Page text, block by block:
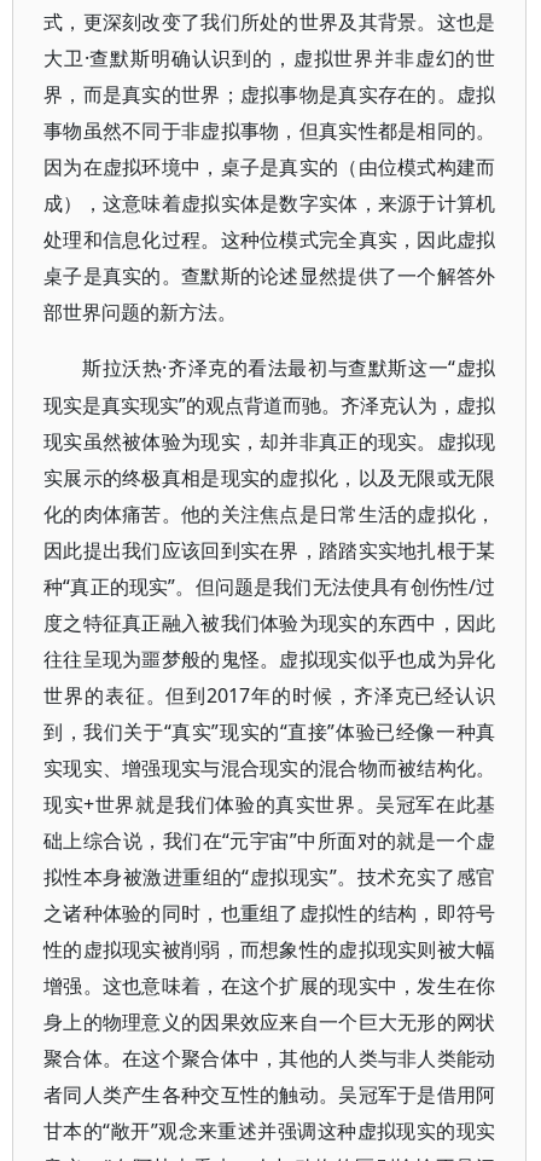
式，更深刻改变了我们所处的世界及其背景。这也是
大卫·查默斯明确认识到的，虚拟世界并非虚幻的世
界，而是真实的世界；虚拟事物是真实存在的。虚拟
事物虽然不同于非虚拟事物，但真实性都是相同的。
因为在虚拟环境中，桌子是真实的（由位模式构建而
成），这意味着虚拟实体是数字实体，来源于计算机
处理和信息化过程。这种位模式完全真实，因此虚拟
桌子是真实的。查默斯的论述显然提供了一个解答外
部世界问题的新方法。
斯拉沃热·齐泽克的看法最初与查默斯这一“虚拟
现实是真实现实”的观点背道而驰。齐泽克认为，虚拟
现实虽然被体验为现实，却并非真正的现实。虚拟现
实展示的终极真相是现实的虚拟化，以及无限或无限
化的肉体痛苦。他的关注焦点是日常生活的虚拟化，
因此提出我们应该回到实在界，踏踏实实地扎根于某
种“真正的现实”。但问题是我们无法使具有创伤性/过
度之特征真正融入被我们体验为现实的东西中，因此
往往呈现为噩梦般的鬼怪。虚拟现实似乎也成为异化
世界的表征。但到2017年的时候，齐泽克已经认识
到，我们关于“真实”现实的“直接”体验已经像一种真
实现实、增强现实与混合现实的混合物而被结构化。
现实+世界就是我们体验的真实世界。吴冠军在此基
础上综合说，我们在“元宇宙”中所面对的就是一个虚
拟性本身被激进重组的“虚拟现实”。技术充实了感官
之诸种体验的同时，也重组了虚拟性的结构，即符号
性的虚拟现实被削弱，而想象性的虚拟现实则被大幅
增强。这也意味着，在这个扩展的现实中，发生在你
身上的物理意义的因果效应来自一个巨大无形的网状
聚合体。在这个聚合体中，其他的人类与非人类能动
者同人类产生各种交互性的触动。吴冠军于是借用阿
甘本的“敞开”观念来重述并强调这种虚拟现实的现实